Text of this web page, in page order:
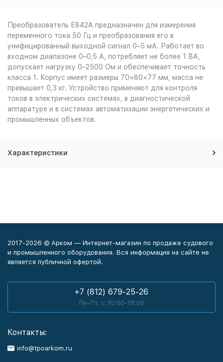
Преобразователь Е842А предназначен для измерения
переменного тока 50 Гц и преобразования его в
унифицированный выходной сигнал 0–5 мА. Работает во
входном диапазоне 0–0,5 А, потребляет не более 1 ВА,
допускает нагрузку 0–2500 Ом и обеспечивает точность
класса 1. Корпус имеет размеры 70×80×77 мм, масса не
превышает 0,3 кг. Устройство применяют для контроля
токов в электрических системах, в диагностической
аппаратуре и в системах автоматизации энергетических и
промышленных объектов.
Характеристики
2017-2026 © Арком — Интернет-магазин по продаже судового
и промышленного оборудования. Вся информация на сайте не
является публичной офертой.
+7 (812) 679-25-26
Пн-Пт, с 10:00-18:00
Контакты:
info@tpoarkom.ru